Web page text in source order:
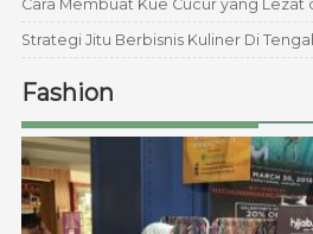
Cara Membuat Kue Cucur yang Lezat
Strategi Jitu Berbisnis Kuliner Di
Fashion